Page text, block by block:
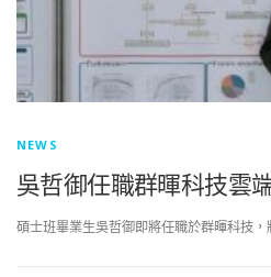
NEWS
吳哲御任職群暉科技雲
碩士班畢業生吳哲御即將任職於群暉科技